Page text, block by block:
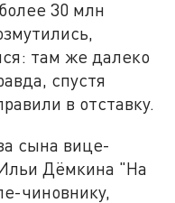
30 млн
там же далеко
спустя
в отставку.
сына вице-
Дёмкина "На
чиновнику,